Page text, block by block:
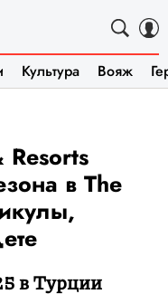
Культура Вояж
в The
в Турции